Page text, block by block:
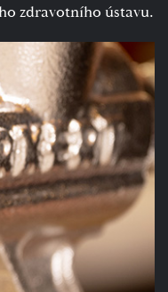
zdravotního ústavu.